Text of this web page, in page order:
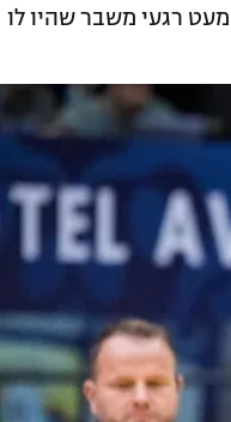
רגעי משבר שהיו לו